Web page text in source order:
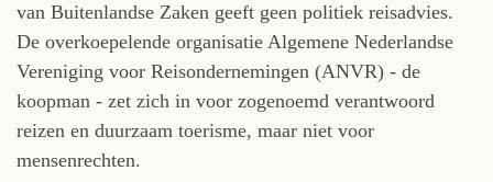
van Buitenlandse Zaken geeft geen politiek reisadvies.
De overkoepelende organisatie Algemene Nederlandse
Vereniging voor Reisondernemingen (ANVR) - de
koopman - zet zich in voor zogenoemd verantwoord
reizen en duurzaam toerisme, maar niet voor
mensenrechten.